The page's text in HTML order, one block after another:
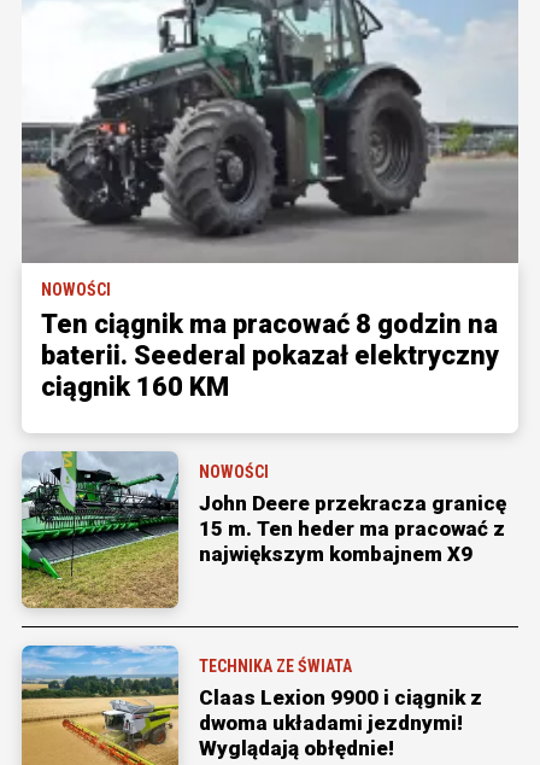
NOWOŚCI
Ten ciągnik ma pracować 8 godzin na
baterii. Seederal pokazał elektryczny
ciągnik 160 KM
NOWOŚCI
John Deere przekracza granicę
15 m. Ten heder ma pracować z
największym kombajnem X9
TECHNIKA ZE ŚWIATA
Claas Lexion 9900 i ciągnik z
dwoma układami jezdnymi!
Wyglądają obłędnie!